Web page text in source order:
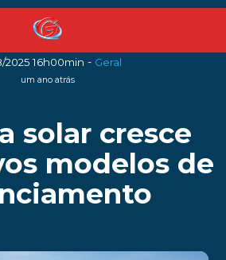
2025 16h00min - Geral
um ano atrás
solar cresce
modelos de